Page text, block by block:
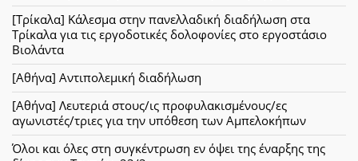
[Τρίκαλα] Κάλεσμα στην πανελλαδική διαδήλωση στα
Τρίκαλα για τις εργοδοτικές δολοφονίες στο εργοστάσιο
Βιολάντα
[Αθήνα] Αντιπολεμική διαδήλωση
[Αθήνα] Λευτεριά στους/ις προφυλακισμένους/ες
αγωνιστές/τριες για την υπόθεση των Αμπελοκήπων
Όλοι και όλες στη συγκέντρωση εν όψει της έναρξης της